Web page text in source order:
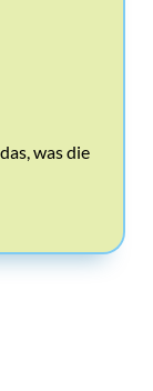
was die